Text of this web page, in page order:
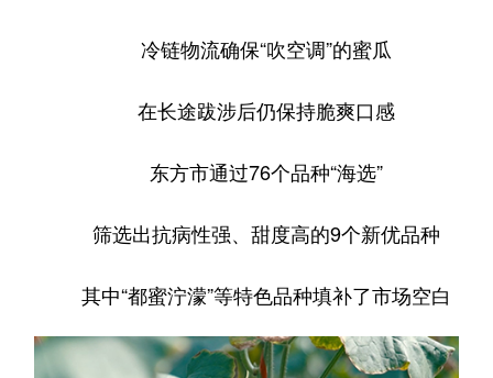
冷链物流确保“吹空调”的蜜瓜
在长途跋涉后仍保持脆爽口感
东方市通过76个品种“海选”
筛选出抗病性强、甜度高的9个新优品种
其中“都蜜泞濛”等特色品种填补了市场空白